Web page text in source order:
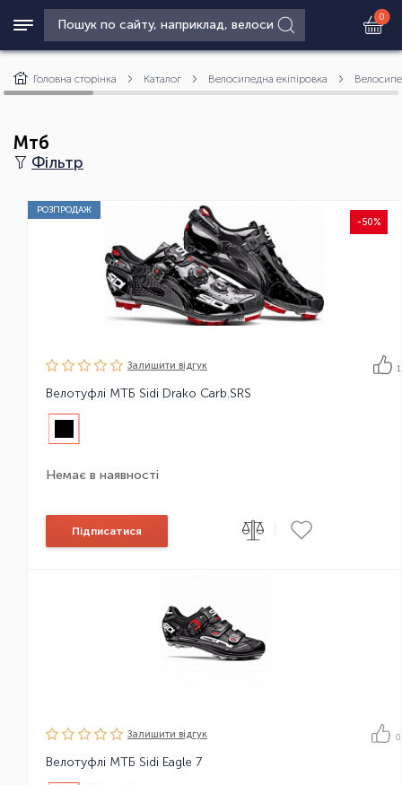
0
Головна сторінка Каталог Велосипедна екіпіровка
Мтб
Фільтр
РОЗПРОДАЖ
-50%
Залишити вiдгук 1
Велотуфлі МТБ Sidi Drako Carb.SRS
Немає в наявності
Підписатися
Залишити вiдгук 0
Велотуфлі МТБ Sidi Eagle 7